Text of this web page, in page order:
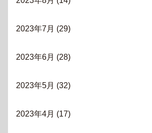
2023年7月 (29)
2023年6月 (28)
2023年5月 (32)
2023年4月 (17)